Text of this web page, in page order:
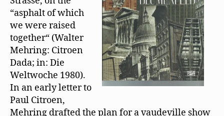
Walter
Mehring
“asphalt of which
we were raised
together“ (Walter
Mehring: Citroen
Dada; in: Die
Weltwoche 1980).
In an early letter to
Paul Citroen,
Mehring drafted the plan for a vaudeville show